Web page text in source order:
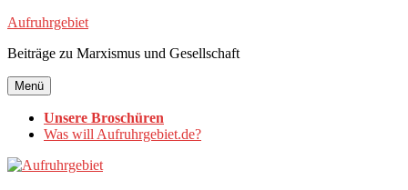
Zum
springen
Aufruhrgebiet
Beiträge zu Marxismus und Gesellschaft
Menü
Unsere Broschüren
Was will Aufruhrgebiet.de?